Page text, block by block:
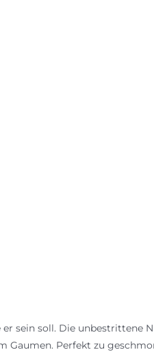
sein soll. Die unbestrittene
Gaumen. Perfekt zu